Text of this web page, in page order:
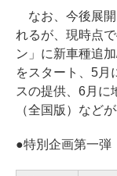
なお、今後展開
れるが、現時点
ン」に新車種追
をスタート、5月
スの提供、6月に
（全国版）など
●特別企画第一弾